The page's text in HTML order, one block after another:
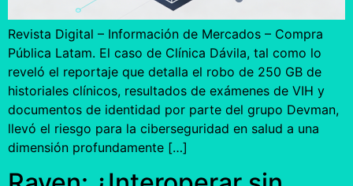
Revista Digital – Información de Mercados – Compra
Pública Latam. El caso de Clínica Dávila, tal como lo
reveló el reportaje que detalla el robo de 250 GB de
historiales clínicos, resultados de exámenes de VIH y
documentos de identidad por parte del grupo Devman,
llevó el riesgo para la ciberseguridad en salud a una
dimensión profundamente […]